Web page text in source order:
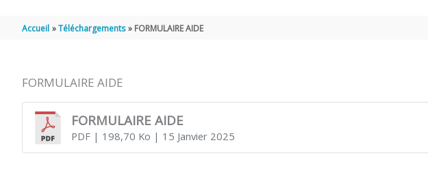
Accueil Téléchargements FORMULAIRE AIDE
FORMULAIRE AIDE
FORMULAIRE AIDE
PDF| 198,70 Ko | 15 Janvier 2025